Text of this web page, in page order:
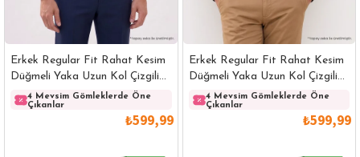
Erkek Regular Fit Rahat Kesim
Düğmeli Yaka Uzun Kol Çizgili
Pamuklu Beyaz Gömlek
4 Mevsim Gömleklerde Öne
Çıkanlar
₺599,99
Erkek Regular Fit Rahat Kesim
Düğmeli Yaka Uzun Kol Çizgili
Pamuklu Lacivert Gömlek
4 Mevsim Gömleklerde Öne
Çıkanlar
₺599,99